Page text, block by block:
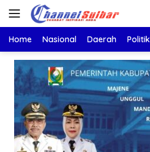
Langsung
Home Nasional Daerah Politik